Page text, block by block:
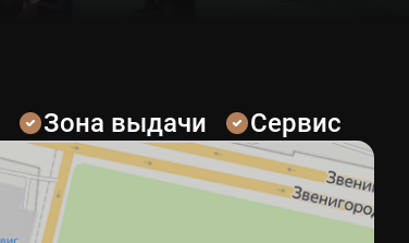
Зона выдачи Сервис